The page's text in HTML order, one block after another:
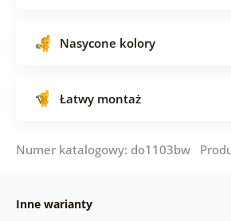
Nasycone kolory
Łatwy montaż
Numer katalogowy: do1103bw
Inne warianty